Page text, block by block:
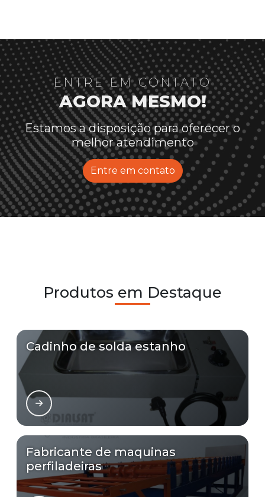
ENTRE EM CONTATO
AGORA MESMO!
Estamos a disposição para oferecer o
melhor atendimento
Entre em contato
Produtos em Destaque
Cadinho de solda estanho
Fabricante de maquinas
perfiladeiras